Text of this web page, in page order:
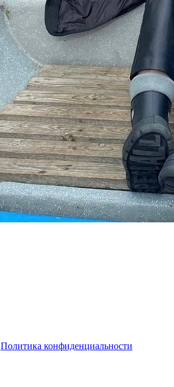
Политика конфиденциальности